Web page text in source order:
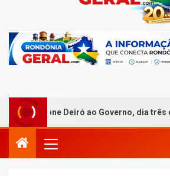
Deiró ao Governo, dia três de agosto,